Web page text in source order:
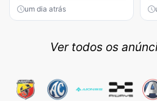
um dia atrás
Ver todos os